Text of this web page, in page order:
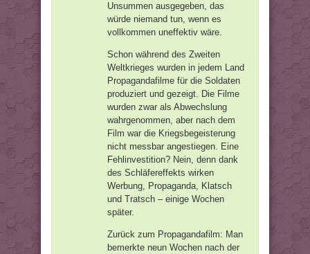
Unsummen ausgegeben, das
würde niemand tun, wenn es
vollkommen uneffektiv wäre.
Schon während des Zweiten
Weltkrieges wurden in jedem Land
Propagandafilme für die Soldaten
produziert und gezeigt. Die Filme
wurden zwar als Abwechslung
wahrgenommen, aber nach dem
Film war die Kriegsbegeisterung
nicht messbar angestiegen. Eine
Fehlinvestition? Nein, denn dank
des Schläfereffekts wirken
Werbung, Propaganda, Klatsch
und Tratsch – einige Wochen
später.
Zurück zum Propagandafilm: Man
bemerkte neun Wochen nach der